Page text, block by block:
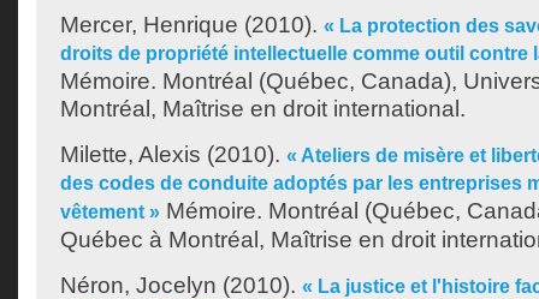
Mercer, Henrique (2010). « La protection des
droits de propriété intellectuelle comme outil contre
Mémoire. Montréal (Québec, Canada),
Montréal, Maîtrise en droit international.
Milette, Alexis (2010). « Ateliers de misère et
des codes de conduite adoptés par les entreprises
vêtement » Mémoire. Montréal (Québec,
Québec à Montréal, Maîtrise en droit
Néron, Jocelyn (2010). « La justice et l'histoire